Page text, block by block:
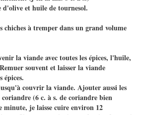
d'olive et huile de tournesol.
chiches à tremper dans un grand volume
la viande avec toutes les épices, l'huile,
souvent et laisser la viande
épices.
couvrir la viande. Ajouter aussi les
(6 c. à s. de coriandre bien
minute, je laisse cuire environ 12